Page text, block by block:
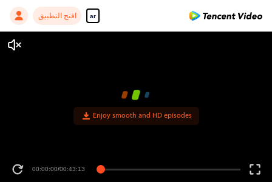
ar افتح التطبيق
Enjoy smooth and HD episodes
00:00:00/00:43:13